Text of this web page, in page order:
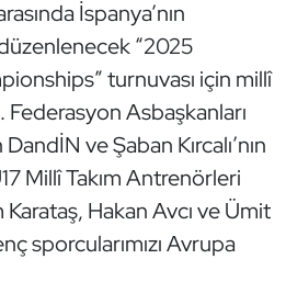
İspanya’nın
“2025
turnuvası için millî
Federasyon Asbaşkanları
ve Şaban Kırcalı’nın
Millî Takım Antrenörleri
Hakan Avcı ve Ümit
sporcularımızı Avrupa